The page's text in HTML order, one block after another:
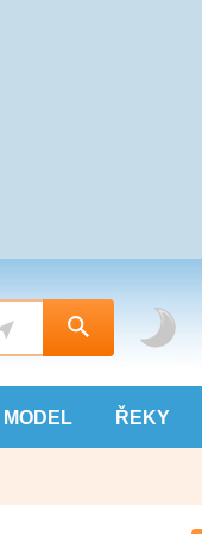
MODEL ŘEKY